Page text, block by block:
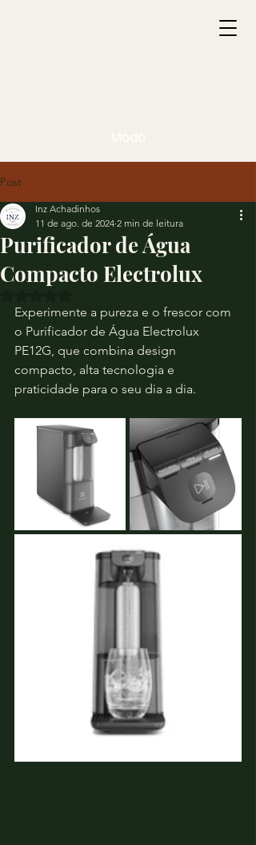
Post
Purificador de Água
Compacto Electrolux
Inz Achadinhos
11 de ago. de 2024 2 min de leitura
Experimente a pureza e o frescor com
o Purificador de Água Electrolux
PE12G, que combina design
compacto, alta tecnologia e
praticidade para o seu dia a dia.